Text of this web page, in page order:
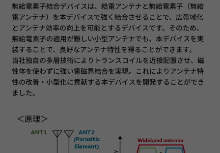
無給電素子結合デバイスは、給電アンテナと無給電素子（無給
電アンテナ）を本デバイスで強く結合させることで、広帯域化
とアンテナ効率の向上を可能とするデバイスです。そのため、
無給電素子の適用が難しい小型アンテナでも、本デバイスを実
装することで、良好なアンテナ特性を得ることができます。
当社独自の多層技術によりトランスコイルを近接配置させ、磁
性体を使わずに強い電磁界結合を実現。これによりアンテナ特
性の改善・小型化に貢献する本デバイスを開発することができ
ました。